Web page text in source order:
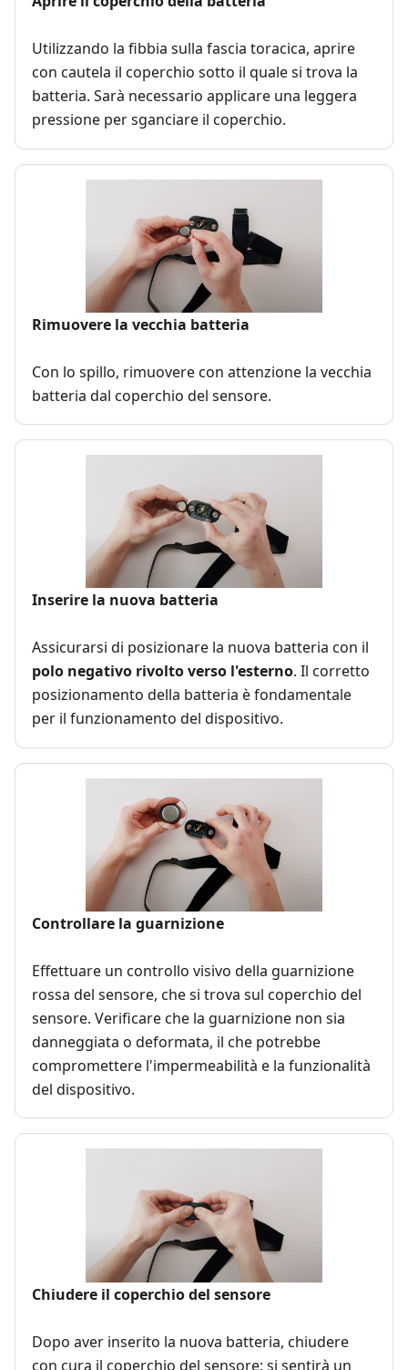
Utilizzando la fibbia sulla fascia toracica, aprire
con cautela il coperchio sotto il quale si trova la
batteria. Sarà necessario applicare una leggera
pressione per sganciare il coperchio.
Rimuovere la vecchia batteria
Con lo spillo, rimuovere con attenzione la vecchia
batteria dal coperchio del sensore.
Inserire la nuova batteria
Assicurarsi di posizionare la nuova batteria con il
polo negativo rivolto verso l'esterno. Il corretto
posizionamento della batteria è fondamentale
per il funzionamento del dispositivo.
Controllare la guarnizione
Effettuare un controllo visivo della guarnizione
rossa del sensore, che si trova sul coperchio del
sensore. Verificare che la guarnizione non sia
danneggiata o deformata, il che potrebbe
compromettere l'impermeabilità e la funzionalità
del dispositivo.
Chiudere il coperchio del sensore
Dopo aver inserito la nuova batteria, chiudere
con cura il coperchio del sensore; si sentirà un